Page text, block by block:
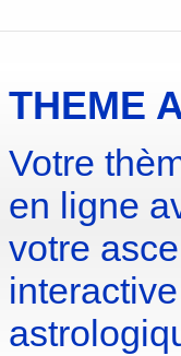
THEME
Votre
en ligne
votre